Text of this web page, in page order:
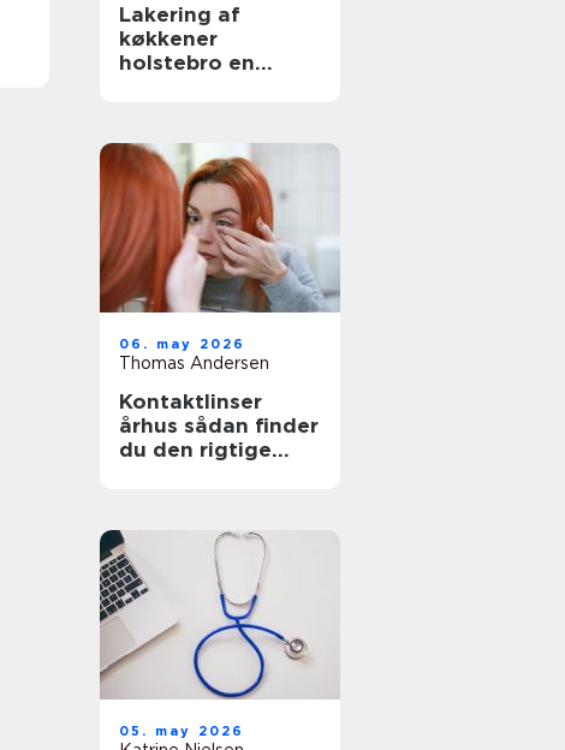
Lakering af
køkkener
holstebro en
06. may 2026
Thomas Andersen
Kontaktlinser
århus sådan finder
du den rigtige
05. may 2026